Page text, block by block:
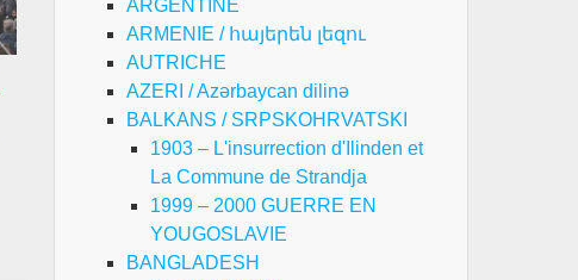
ARGENTINE
ARMENIE / հայերեն լեզու
AUTRICHE
AZERI / Azərbaycan dilinə
BALKANS / SRPSKOHRVATSKI
1903 – L'insurrection d'Ilinden et
La Commune de Strandja
1999 – 2000 GUERRE EN
YOUGOSLAVIE
BANGLADESH